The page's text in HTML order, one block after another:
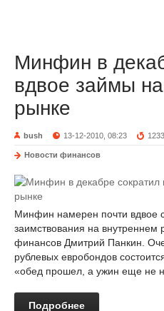
Минфин в
вдвое займы
рынке
bush 13-12-2010, 08:23 1233
Новости финансов
Минфин намерен почти вдвое
заимствования на
финансов Дмитрий Панкин.
рублевых евробондов
«обед прошел, а ужин еще не
Подробнее